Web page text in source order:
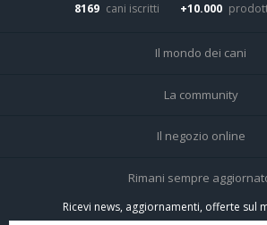
8169 cani iscritti +10.000
Il mondo dei cani
Tutte le razze
La community
Home
Tutti i cani iscritti
Il negozio online
Negozio per cani
Spedizioni e resi
Rimani sempre
Ricevi news, aggiornamenti, offerte sul